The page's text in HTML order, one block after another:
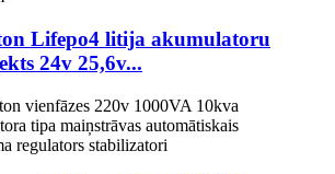
Lifepo4 litija akumulatoru
24v 25,6v...